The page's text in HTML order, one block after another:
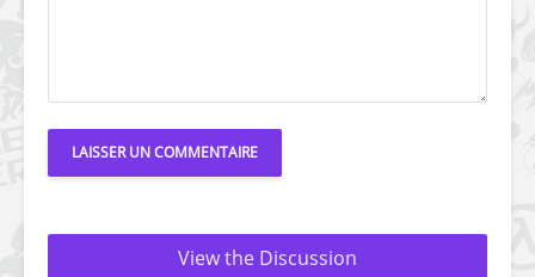
View the Discussion